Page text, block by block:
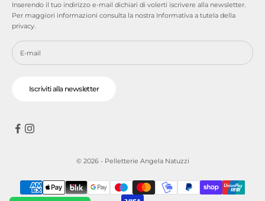
Inserendo il tuo indirizzo e-mail dichiari di volerti iscrivere alla newsletter.
Per maggiori informazioni consulta la nostra Informativa a tutela della
privacy.
Iscriviti alla newsletter
© 2026 - Pelletterie Angela Natuzzi
Parla con il tuo Personal Shopper!